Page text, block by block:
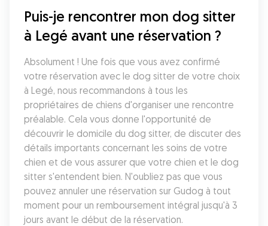
Puis-je rencontrer mon dog sitter
à Legé avant une réservation ?
Absolument ! Une fois que vous avez confirmé
votre réservation avec le dog sitter de votre choix
à Legé, nous recommandons à tous les
propriétaires de chiens d'organiser une rencontre
préalable. Cela vous donne l'opportunité de
découvrir le domicile du dog sitter, de discuter des
détails importants concernant les soins de votre
chien et de vous assurer que votre chien et le dog
sitter s'entendent bien. N'oubliez pas que vous
pouvez annuler une réservation sur Gudog à tout
moment pour un remboursement intégral jusqu'à 3
jours avant le début de la réservation.